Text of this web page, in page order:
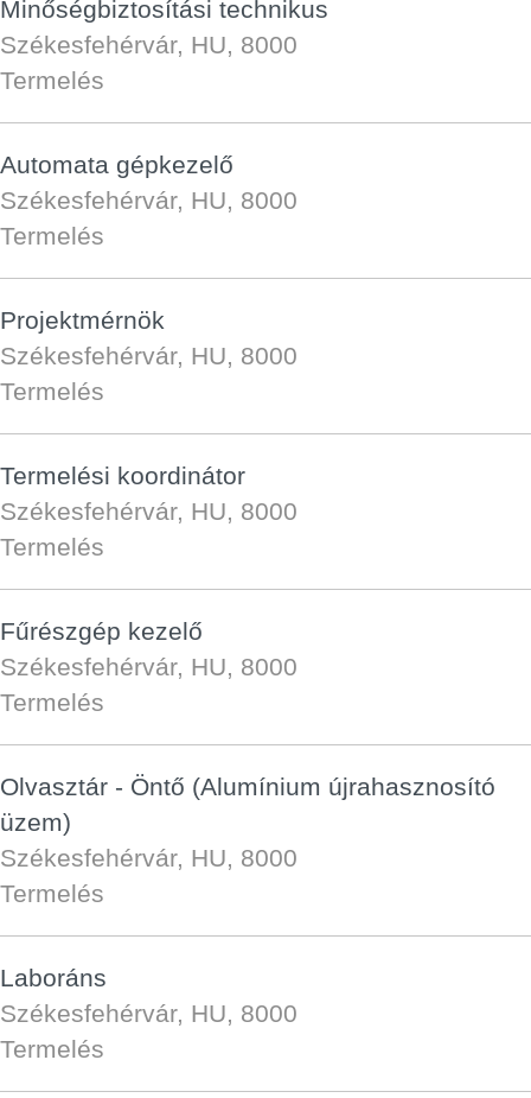
Minőségbiztosítási technikus
Székesfehérvár, HU, 8000
Termelés
Automata gépkezelő
Székesfehérvár, HU, 8000
Termelés
Projektmérnök
Székesfehérvár, HU, 8000
Termelés
Termelési koordinátor
Székesfehérvár, HU, 8000
Termelés
Fűrészgép kezelő
Székesfehérvár, HU, 8000
Termelés
Olvasztár - Öntő (Alumínium újrahasznosító
üzem)
Székesfehérvár, HU, 8000
Termelés
Laboráns
Székesfehérvár, HU, 8000
Termelés